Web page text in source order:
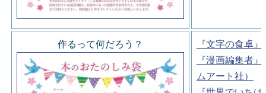
作るって何だろう？
『文字の食卓
『漫画編集者
ムアート社）